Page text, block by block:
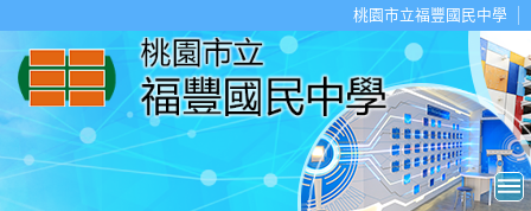
桃園市立福豐國民中學